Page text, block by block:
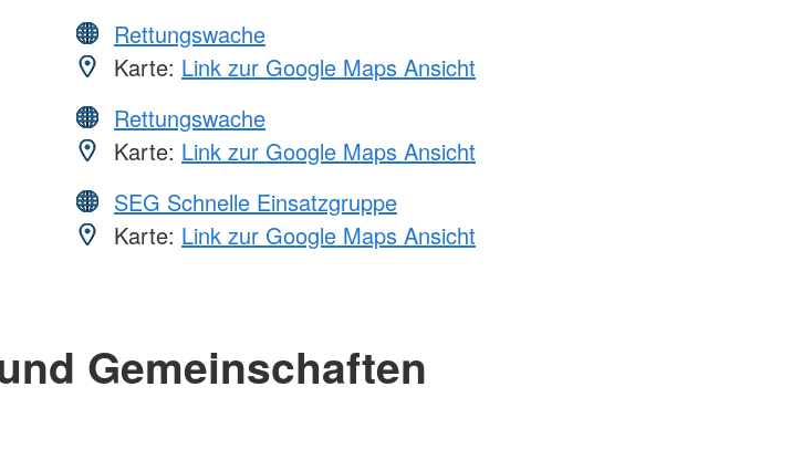
Rettungswache
Karte: Link zur Google Maps Ansicht
Rettungswache
Karte: Link zur Google Maps Ansicht
SEG Schnelle Einsatzgruppe
Karte: Link zur Google Maps Ansicht
Gemeinschaften